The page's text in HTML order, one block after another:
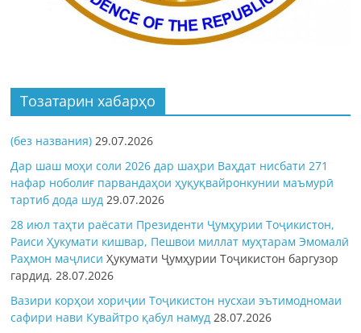
Тозатарин хабарҳо
(без названия) 29.07.2026
Дар шаш моҳи соли 2026 дар шаҳри Ваҳдат нисбати 271
нафар ноболиғ парвандаҳои ҳуқуқвайронкунии маъмурӣ
тартиб дода шуд 29.07.2026
28 июл таҳти раёсати Президенти Ҷумҳурии Тоҷикистон,
Раиси Ҳукумати кишвар, Пешвои миллат муҳтарам Эмомалӣ
Раҳмон маҷлисиҲукумати Ҷумҳурии Тоҷикистон баргузор
гардид. 28.07.2026
Вазири корҳои хориҷии Тоҷикистон нусхаи эътимодномаи
сафири нави Кувайтро қабул намуд 28.07.2026